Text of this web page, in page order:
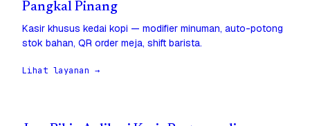
Pangkal Pinang
Kasir khusus kedai kopi — modifier minuman, auto-potong
stok bahan, QR order meja, shift barista.
Lihat layanan →